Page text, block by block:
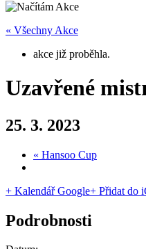
« Všechny Akce
akce již proběhla.
Uzavřené
25. 3. 2023
« Hansoo Cup
+ Kalendář Google+ Přidat do
Podrobnosti